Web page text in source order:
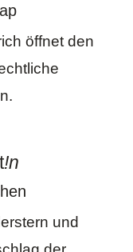
öffnet den
!n
und